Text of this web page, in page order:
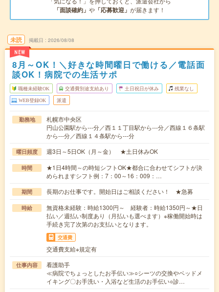
「面談確約」 や 「応募歓迎」 が届きます！
未読
NEW
掲載日 2026/08/08
8月～OK！＼好きな時間曜日で働ける／電話面
談OK！病院での生活サポ
職種未経験OK 交通費別途支給あり 土日祝日が休み 残業なし
WEB登録OK 派遣
勤務地
札幌市中央区
円山公園駅から---分／西１１丁目駅から---分／西線１６条駅
から---分／西線１４条駅から---分
曜日頻度 週3日～5日OK（月～金） ★土日休みOK
時間
★1日4時間～の時短シフトOK★都合に合わせてシフトが決
められますシフト例：7：00～16：009：…
期間 長期のお仕事です。開始日はご相談ください！ ★急募
時給
無資格未経験：時給1300円～ 経験者：時給1350円～★日
払い／週払い制度あり（月払いも選べます）※稼働開始時は
手続き完了次第のお支払いとなります。
交通費
交通費支給※規定有
仕事内容
看護助手
≪病院でちょっとしたお手伝い≫○シーツの交換やベッドメ
イキング〇お手洗い・入浴など生活のお手伝い○診…